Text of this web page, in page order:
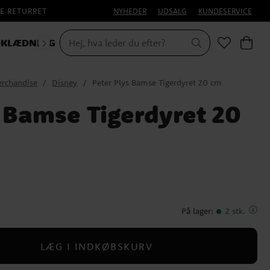
RETURRET NYHEDER UDSALG KUNDESERVICE
Disney Peter Plys Bamse Tigerdyret 20 cm
Tigerdyret 20
På lager: 2 stk.
LÆG I INDKØBSKURV